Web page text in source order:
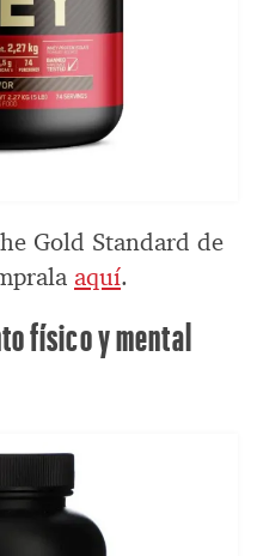
Gold Standard de
aquí.
físico y mental